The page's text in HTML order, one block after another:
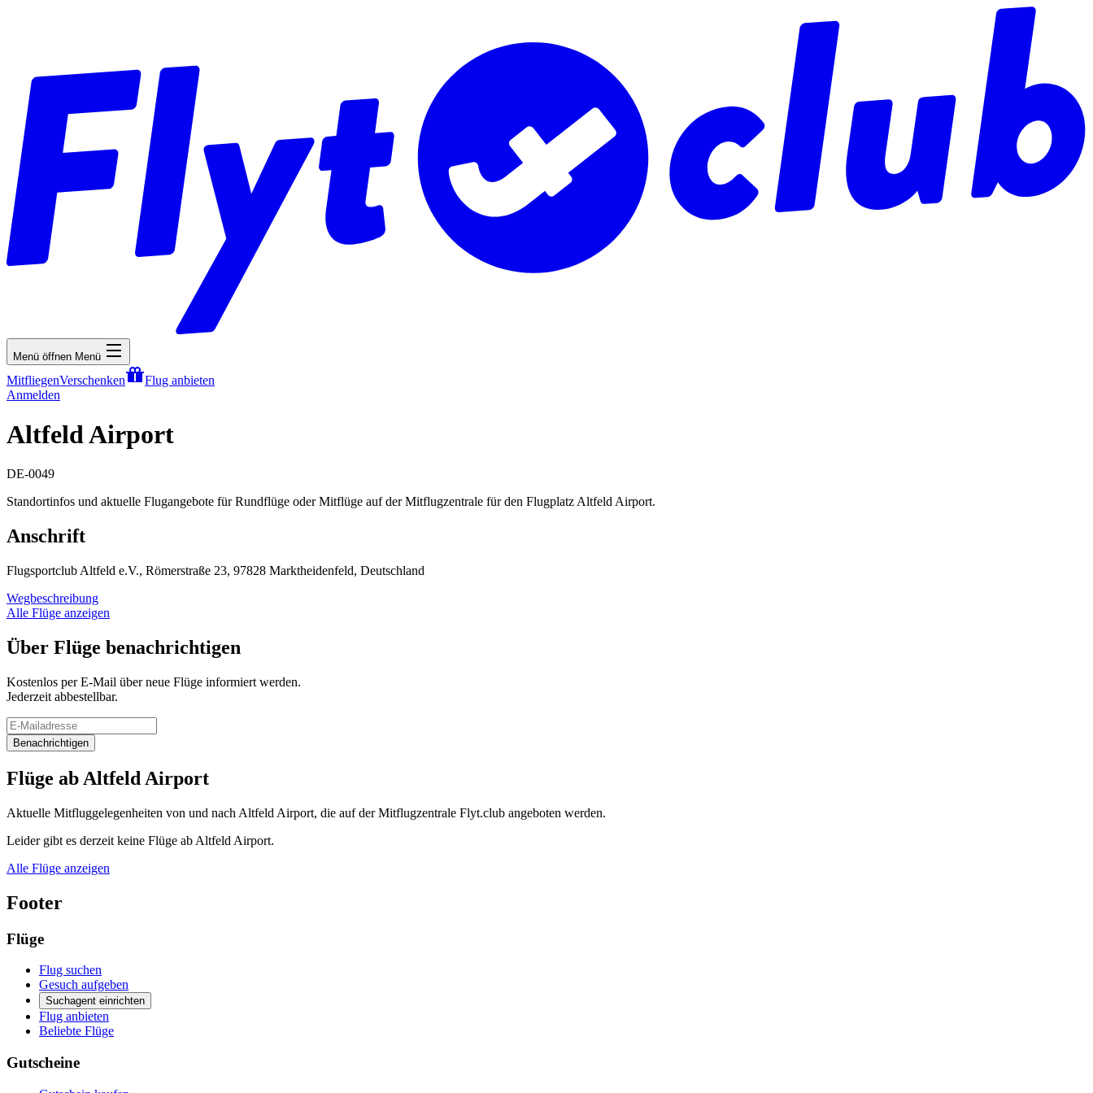
Menü öffnen Menü
MitfliegenVerschenken
Flug anbieten
Anmelden
Altfeld Airport
DE-0049
Standortinfos und aktuelle Flugangebote für Rundflüge oder Mitflüge auf der Mitflugzentrale für den Flugplatz Altfeld Airport.
Anschrift
Flugsportclub Altfeld e.V., Römerstraße 23, 97828 Marktheidenfeld, Deutschland
Wegbeschreibung
Alle Flüge anzeigen
Über Flüge benachrichtigen
Kostenlos per E-Mail über neue Flüge informiert werden.
Jederzeit abbestellbar.
Benachrichtigen
Flüge ab Altfeld Airport
Aktuelle Mitfluggelegenheiten von und nach Altfeld Airport, die auf der Mitflugzentrale Flyt.club angeboten werden.
Leider gibt es derzeit keine Flüge ab Altfeld Airport.
Alle Flüge anzeigen
Footer
Flüge
Flug suchen
Gesuch aufgeben
Suchagent einrichten
Flug anbieten
Beliebte Flüge
Gutscheine